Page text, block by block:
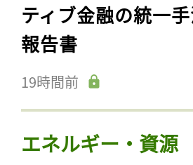
ティブ金融の統一
報告書
19時間前
エネルギー・資源